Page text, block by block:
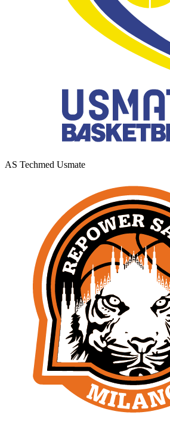
AS Techmed Usmate